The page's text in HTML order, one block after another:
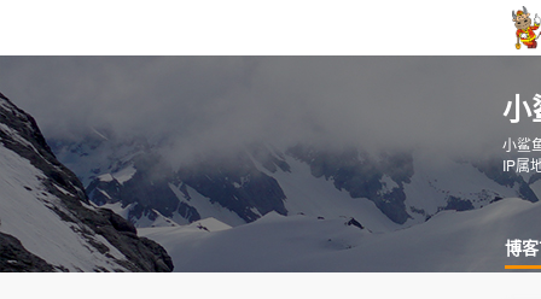
小鲨
IP属
博